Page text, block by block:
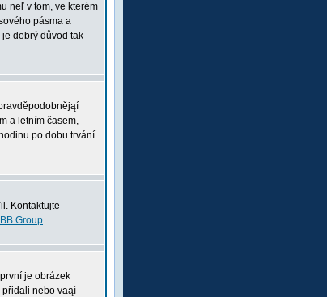
neľ v tom, ve kterém
pásma a
dobrý důvod tak
a letním časem,
po dobu trvání
Kontaktujte
Group.
je obrázek
přidali nebo vaąí